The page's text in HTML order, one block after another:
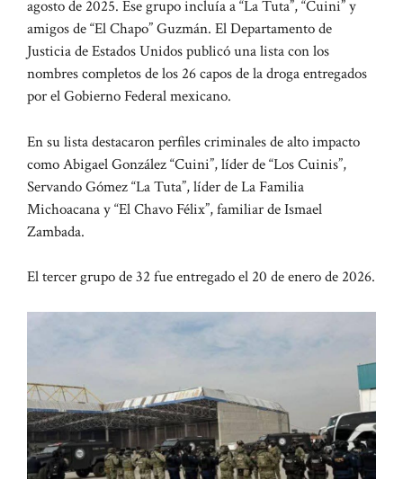
agosto de 2025. Ese grupo incluía a “La Tuta”, “Cuini” y
amigos de “El Chapo” Guzmán. El Departamento de
Justicia de Estados Unidos publicó una lista con los
nombres completos de los 26 capos de la droga entregados
por el Gobierno Federal mexicano.
En su lista destacaron perfiles criminales de alto impacto
como Abigael González “Cuini”, líder de “Los Cuinis”,
Servando Gómez “La Tuta”, líder de La Familia
Michoacana y “El Chavo Félix”, familiar de Ismael
Zambada.
El tercer grupo de 32 fue entregado el 20 de enero de 2026.